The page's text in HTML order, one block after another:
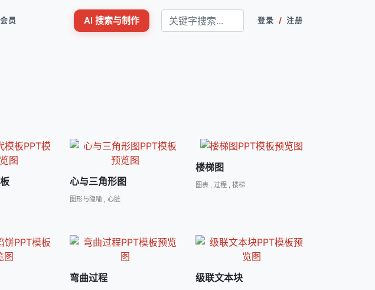
员 AI 搜索与制作 登录 / 注册
心与三角形图
图形与隐喻, 心脏
楼梯图
图表 ,过程 ,楼梯
弯曲过程 级联文本块